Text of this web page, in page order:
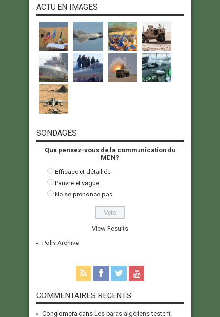
ACTU EN IMAGES
SONDAGES
Que pensez-vous de la communication du
MDN?
Efficace et détaillée
Pauvre et vague
Ne se prononce pas
View Results
Polls Archive
COMMENTAIRES RECENTS
Conglomera dans Les paras algériens testent